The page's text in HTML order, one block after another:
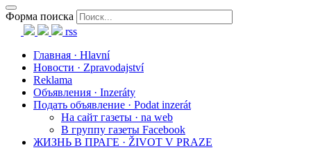
Форма поиска
rss
Главная · Hlavní
Новости · Zpravodajství
Reklama
Объявления · Inzeráty
Подать объявление · Podat inzerát
На сайт газеты · na web
В группу газеты Facebook
ЖИЗНЬ В ПРАГЕ · ŽIVOT V PRAZE